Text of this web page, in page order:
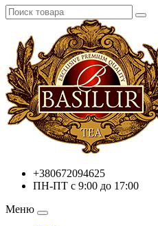
+380672094625
ПН-ПТ с 9:00 до 17:00
Меню